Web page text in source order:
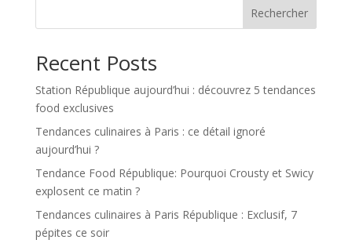
Rechercher
Recent Posts
Station République aujourd’hui : découvrez 5 tendances
food exclusives
Tendances culinaires à Paris : ce détail ignoré
aujourd’hui ?
Tendance Food République: Pourquoi Crousty et Swicy
explosent ce matin ?
Tendances culinaires à Paris République : Exclusif, 7
pépites ce soir